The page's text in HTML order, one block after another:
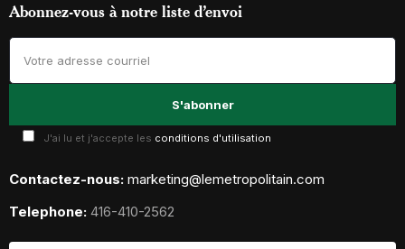
Abonnez-vous à notre liste d’envoi
J'ai lu et j'accepte les conditions d'utilisation
Contactez-nous: marketing@lemetropolitain.com
Telephone: 416-410-2562